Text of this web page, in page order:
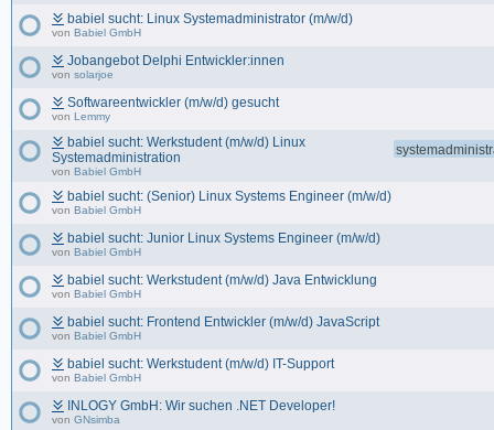
babiel sucht: Linux Systemadministrator (m/w/d)
von Babiel GmbH
Jobangebot Delphi Entwickler:innen
von solarjoe
Softwareentwickler (m/w/d) gesucht
von Lemmy
babiel sucht: Werkstudent (m/w/d) Linux
Systemadministration
von Babiel GmbH
babiel sucht: (Senior) Linux Systems Engineer (m/w/d)
von Babiel GmbH
babiel sucht: Junior Linux Systems Engineer (m/w/d)
von Babiel GmbH
babiel sucht: Werkstudent (m/w/d) Java Entwicklung
von Babiel GmbH
babiel sucht: Frontend Entwickler (m/w/d) JavaScript
von Babiel GmbH
babiel sucht: Werkstudent (m/w/d) IT-Support
von Babiel GmbH
INLOGY GmbH: Wir suchen .NET Developer!
von GNsimba